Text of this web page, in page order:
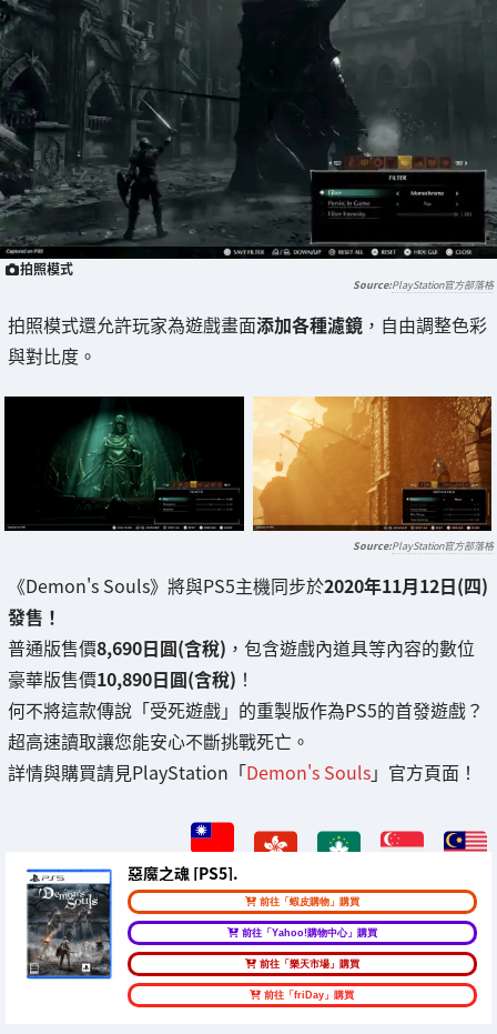
拍照模式
PlayStation官方部落格
拍照模式還允許玩家為遊戲畫面添加各種濾鏡 ，自由調整色彩
與對比度。
PlayStation官方部落格
《Demon's Souls》將與PS5主機同步於2020年11月12日(四)
發售！
普通版售價8,690日圓(含稅) ，包含遊戲內道具等內容的數位
豪華版售價10,890日圓(含稅) ！
何不將這款傳說「受死遊戲」的重製版作為PS5的首發遊戲？
超高速讀取讓您能安心不斷挑戰死亡。
詳情與購買請見PlayStation「Demon's Souls」官方頁面！
惡魔之魂 [PS5].
前往「蝦皮購物」購買
前往「Yahoo!購物中心」購買
前往「樂天市場」購買
前往「friDay」購買